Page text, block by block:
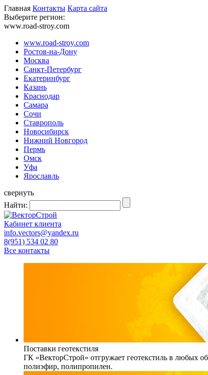
Главная Контакты Карта сайта
Выберите регион:
www.road-stroy.com
www.road-stroy.com
Ростов-на-Дону
Москва
Санкт-Петербург
Екатеринбург
Казань
Краснодар
Самара
Сочи
Ставрополь
Новосибирск
Нижний Новгород
Пермь
Омск
Уфа
Ярославль
свернуть
Найти:
Кабинет клиента
info.vectors@yandex.ru
8(951) 534 02 80
Все контакты
Поставки геотекстиля
ГК «ВекторСтрой» отгружает геотекстиль в любых
полиэфир, полипропилен.